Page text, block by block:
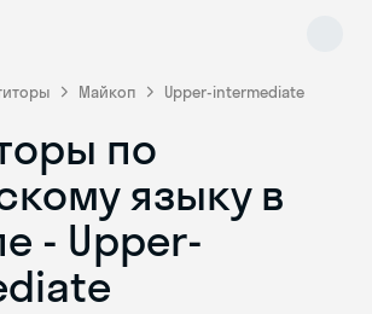
Майкоп Upper-intermediate
по
языку в
- Upper-